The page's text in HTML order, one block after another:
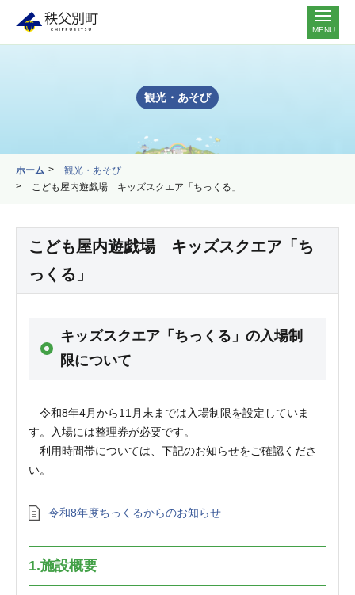
MENU
観光・あそび
ホーム
観光・あそび
こども屋内遊戯場 キッズスクエア「ちっくる」
こども屋内遊戯場 キッズスクエア「ち
っくる」
キッズスクエア「ちっくる」の入場制
限について
令和8年4月から11月末までは入場制限を設定していま
す。入場には整理券が必要です。
利用時間帯については、下記のお知らせをご確認くださ
い。
令和8年度ちっくるからのお知らせ
1.施設概要